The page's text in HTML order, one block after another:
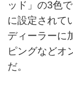
ッド」の3色
に設定されて
ディーラーに
ピングなどオ
だ。